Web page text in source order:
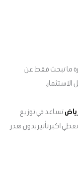
ما تبحث فقط عن
تساعد في توزيع
اكبر تأثير بدون هدر